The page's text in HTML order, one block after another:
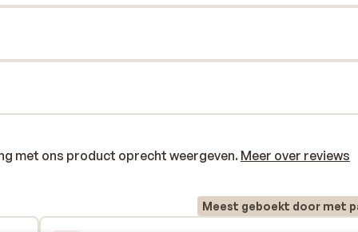
met ons product oprecht weergeven. Meer over reviews
Meest geboekt door met